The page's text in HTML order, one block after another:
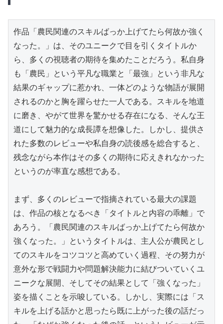
作品「農民関連のスキルばっか上げてたら何故か強く
なった。」は、そのユニークで目を引くタイトルか
ら、多くの視聴者の期待を集めたことだろう。私自身
も「農民」という平凡な職業と「最強」という非凡な
結果のギャップに惹かれ、一体どのような物語が展開
されるのかと胸を躍らせた一人である。スキルを地道
に磨き、やがて世界を驚かせる存在になる、そんな王
道にして魅力的な成長譚を想像した。しかし、提供さ
れた多数のレビューや私自身の読後感を総合すると、
残念ながら本作はその多くの期待に応えきれなかった
というのが率直な感想である。
まず、多くのレビューで指摘されている最大の課題
は、作品の核となるべき「タイトルと内容の乖離」で
あろう。「農民関連のスキルばっか上げてたら何故か
強くなった。」というタイトルは、主人公が農民とし
てのスキルをコツコツと高めていく過程、その努力が
意外な形で戦闘力や問題解決能力に結びついていくユ
ニークな展開、そしてその結果として「強くなった」
姿を描くことを示唆している。しかし、実際には「ス
キルを上げる話かと思ったら既に上がった後の話だっ